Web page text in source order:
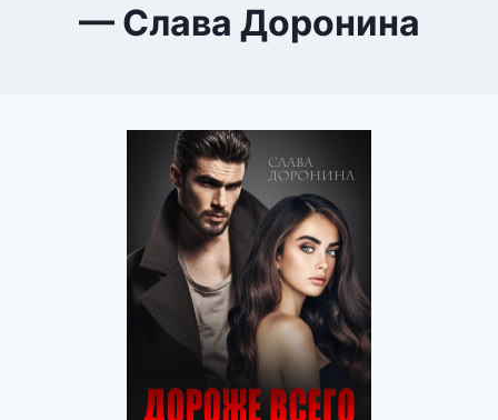
— Слава Доронина